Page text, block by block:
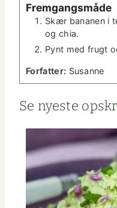
Frem­gangsmåde
Skær bana­nen i
og chia.
Pynt med frugt
For­fat­ter: Susanne
Se nyeste